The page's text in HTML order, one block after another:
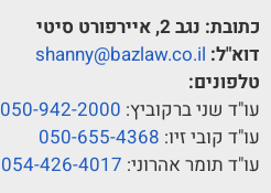
כתובת: נגב 2, איירפורט סיטי
דוא"ל: shanny@bazlaw.co.il
טלפונים:
עו"ד שני ברקוביץ: 050-942-2000
עו"ד קובי זיו: 050-655-4368
עו"ד תומר אהרוני: 054-426-4017